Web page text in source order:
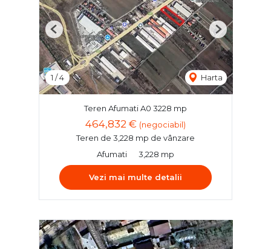
1 /4 Harta
Previous Next
Teren Afumati A0 3228 mp
464,832 € (negociabil)
Teren de 3,228 mp de vânzare
Afumati
3,228 mp
Vezi mai multe detalii